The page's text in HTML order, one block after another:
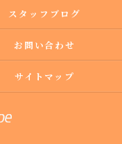
スタッフブログ
お問い合わせ
サイトマップ